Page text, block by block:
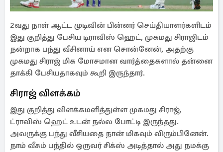
2வது நாள் ஆட்ட முடிவின் பின்னர் செய்தியாளர்களிடம்
இது குறித்து பேசிய டிராவிஸ் ஹெட், முகமது சிராஜிடம்
நன்றாக பந்து வீசினாய் என சொன்னேன், அதற்கு
முகமது சிராஜ் மிக மோசமான வார்த்தைகளால் தன்னை
தாக்கி பேசியதாகவும் கூறி இருந்தார்.
சிராஜ் விளக்கம்
இது குறித்து விளக்கமளித்துள்ள முகமது சிராஜ்,
ட்ராவிஸ் ஹெட் உடன் நல்ல போட்டி இருந்தது.
அவருக்கு பந்து வீசியதை நான் மிகவும் விரும்பினேன்.
நாம் வீசும் பந்தில் ஒருவர் சிக்ஸ் அடித்தால் அது நமக்கு